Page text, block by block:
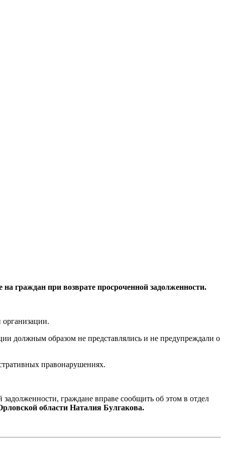
граждан при возврате просроченной задолженности.
организации.
должным образом не представлялись и не предупреждали о
правонарушениях.
граждане вправе сообщить об этом в отдел
области Наталия Булгакова.